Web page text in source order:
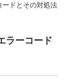
ードとその対処法
ラーコード